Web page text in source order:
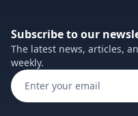
Subscribe to our
The latest news, articles,
weekly.